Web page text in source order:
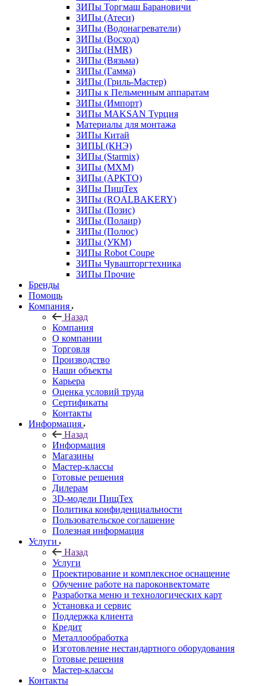
ЗИПы Торгмаш Барановичи
ЗИПы (Атеси)
ЗИПы (Водонагреватели)
ЗИПы (Восход)
ЗИПы (HMR)
ЗИПы (Вязьма)
ЗИПы (Гамма)
ЗИПы (Гриль-Мастер)
ЗИПы к Пельменным аппаратам
ЗИПы (Импорт)
ЗИПы MAKSAN Турция
Материалы для монтажа
ЗИПы Китай
ЗИПЫ (КНЭ)
ЗИПы (Starmix)
ЗИПы (МХМ)
ЗИПы (АРКТО)
ЗИПы ПищТех
ЗИПы (ROALBAKERY)
ЗИПы (Позис)
ЗИПы (Полаир)
ЗИПы (Полюс)
ЗИПы (УКМ)
ЗИПы Robot Coupe
ЗИПы Чувашторгтехника
ЗИПы Прочие
Бренды
Помощь
Компания
Назад
Компания
О компании
Торговля
Производство
Наши объекты
Карьера
Оценка условий труда
Сертификаты
Контакты
Информация
Назад
Информация
Магазины
Мастер-классы
Готовые решения
Дилерам
3D-модели ПищТех
Политика конфиденциальности
Пользовательское соглашение
Полезная информация
Услуги
Назад
Услуги
Проектирование и комплексное оснащение
Обучение работе на пароконвектомате
Разработка меню и технологических карт
Установка и сервис
Поддержка клиента
Кредит
Металлообработка
Изготовление нестандартного оборудования
Готовые решения
Мастер-классы
Контакты